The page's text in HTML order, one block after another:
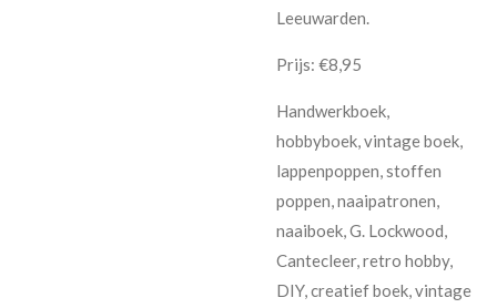
Leeuwarden.
Prijs: €8,95
Handwerkboek,
hobbyboek, vintage boek,
lappenpoppen, stoffen
poppen, naaipatronen,
naaiboek, G. Lockwood,
Cantecleer, retro hobby,
DIY, creatief boek, vintage